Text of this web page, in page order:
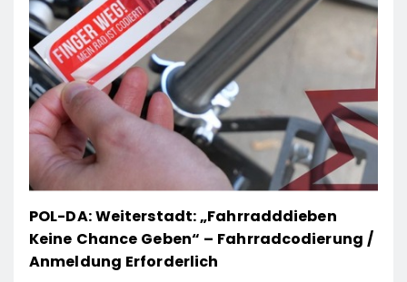
POL-DA: Weiterstadt: „Fahrradddieben
Keine Chance Geben“ – Fahrradcodierung /
Anmeldung Erforderlich